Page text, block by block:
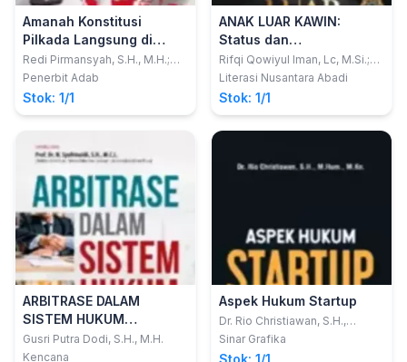
Amanah Konstitusi
Pilkada Langsung di
Tengah Pandemi Covid-
19
Redi Pirmansyah, S.H., M.H.;
Junaidi, S.H., M.H., C.L.A.; M
Penerbit Adab
Stok: 1/1
ANAK LUAR KAWIN:
Status dan
Perlindungannya Dalam
Tinjauan Hukum Islam
Rifqi Qowiyul Iman, Lc, M.Si.;
Dr. H. Shofa'u Qolbi Djabir, Lc.,
Literasi Nusantara Abadi
Stok: 1/1
ARBITRASE DALAM
SISTEM HUKUM
INDONESIA
Gusri Putra Dodi, S.H., M.H.
Kencana
Aspek Hukum Startup
Dr. Rio Christiawan, S.H.,
M.Hum., M.Kn.
Sinar Grafika
Stok: 1/1